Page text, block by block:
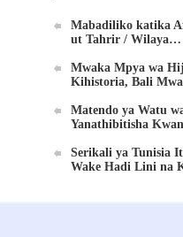
Mabadiliko katika
ut Tahrir / Wilaya…
Mwaka Mpya wa
Kihistoria, Bali
Matendo ya Watu
Yanathibitisha
Serikali ya Tunisia
Wake Hadi Lini na